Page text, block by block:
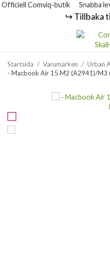
Officiell Comviq-butik Snabba
↪️ Tillbaka
Startsida / Varumärken / Urban
- Macbook Air 15 M2 (A2941)/M3